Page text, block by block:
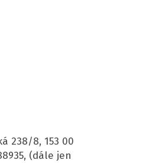
238/8, 153 00
(dále jen